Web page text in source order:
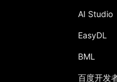
AI Studio
EasyDL
BML
百度开发